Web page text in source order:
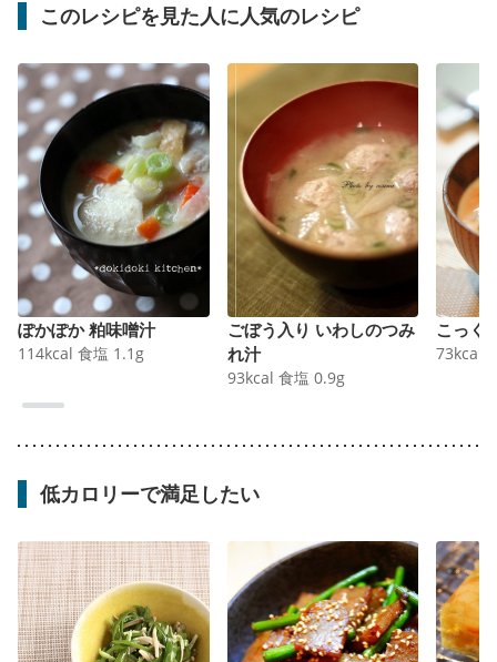
このレシピを見た人に人気のレシピ
ぽかぽか 粕味噌汁
114kcal 食塩 1.1 g
ごぼう入り いわしのつみ
れ汁
93kcal 食塩 0.9g
こっく
73kcal
低カロリーで満足したい